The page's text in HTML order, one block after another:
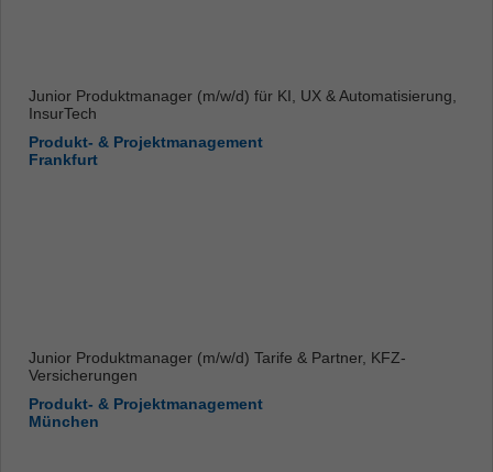
Junior Produktmanager (m/w/d) für KI, UX & Automatisierung,
InsurTech
Produkt- & Projektmanagement
Frankfurt
Junior Produktmanager (m/w/d) Tarife & Partner, KFZ-
Versicherungen
Produkt- & Projektmanagement
München